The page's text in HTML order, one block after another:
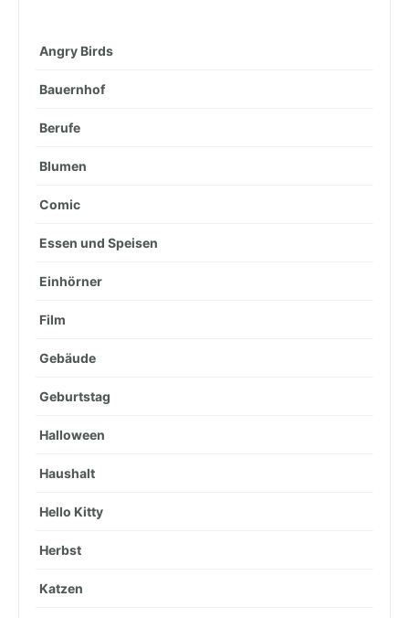
Angry Birds
Bauernhof
Berufe
Blumen
Comic
Essen und Speisen
Einhörner
Film
Gebäude
Geburtstag
Halloween
Haushalt
Hello Kitty
Herbst
Katzen